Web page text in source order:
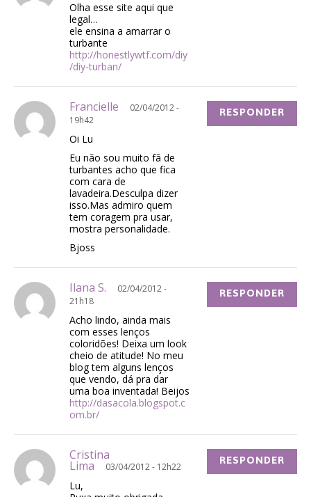
Olha esse site aqui que
legal…
ele ensina a amarrar o
turbante
http://honestlywtf.com/diy
/diy-turban/
Francielle
02/04/2012 -
19h42
Oi Lu
Eu não sou muito fã de
turbantes acho que fica
com cara de
lavadeira.Desculpa dizer
isso.Mas admiro quem
tem coragem pra usar,
mostra personalidade.
Bjoss
RESPONDER
Ilana S.
02/04/2012 -
21h18
Acho lindo, ainda mais
com esses lenços
coloridões! Deixa um look
cheio de atitude! No meu
blog tem alguns lenços
que vendo, dá pra dar
uma boa inventada! Beijos
http://dasacola.blogspot.c
om.br/
RESPONDER
Cristina
Lima 03/04/2012 - 12h22
Lu,
RESPONDER